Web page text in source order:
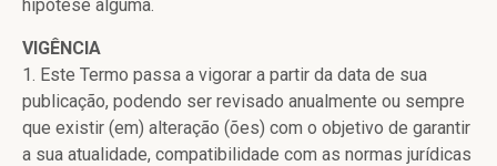
hipótese alguma.
VIGÊNCIA
1. Este Termo passa a vigorar a partir da data de sua
publicação, podendo ser revisado anualmente ou sempre
que existir (em) alteração (ões) com o objetivo de garantir
a sua atualidade, compatibilidade com as normas jurídicas